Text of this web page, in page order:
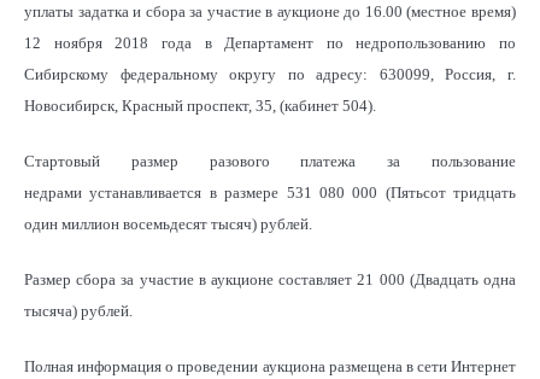
уплаты задатка и сбора за участие в аукционе до 16.00 (местное время)
12 ноября 2018 года в Департамент по недропользованию по
Сибирскому федеральному округу по адресу: 630099, Россия, г.
Новосибирск, Красный проспект, 35, (кабинет 504).
Стартовый размер разового платежа за пользование
недрами устанавливается в размере 531 080 000 (Пятьсот тридцать
один миллион восемьдесят тысяч) рублей.
Размер сбора за участие в аукционе составляет 21 000 (Двадцать одна
тысяча) рублей.
Полная информация о проведении аукциона размещена в сети Интернет